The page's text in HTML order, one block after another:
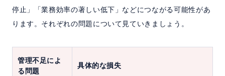
停止」「業務効率の著しい低下」などにつながる可能性があ
ります。それぞれの問題について見ていきましょう。
管理不足によ
る問題
具体的な損失